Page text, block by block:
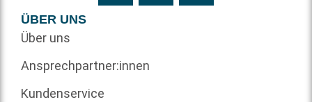
ÜBER UNS
Über uns
Ansprechpartner:innen
Kundenservice